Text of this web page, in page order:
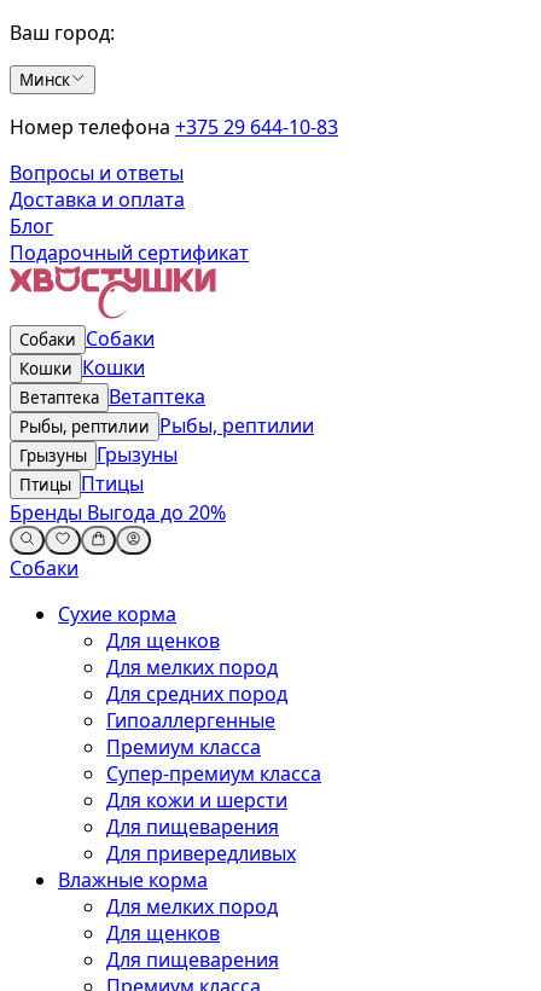
Ваш город:
Минск
Номер телефона +375 29 644-10-83
Вопросы и ответы
Доставка и оплата
Блог
Подарочный сертификат
Собаки Собаки
Кошки Кошки
Ветаптека Ветаптека
Рыбы, рептилии Рыбы, рептилии
Грызуны Грызуны
Птицы Птицы
Бренды Выгода до 20%
Собаки
Сухие корма
Для щенков
Для мелких пород
Для средних пород
Гипоаллергенные
Премиум класса
Супер-премиум класса
Для кожи и шерсти
Для пищеварения
Для привередливых
Влажные корма
Для мелких пород
Для щенков
Для пищеварения